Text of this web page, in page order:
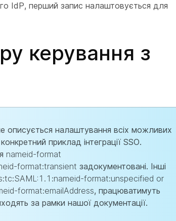
IdP, перший запис налаштовується для
керування з
описується налаштування всіх можливих
приклад інтеграції SSO.
nameid-format
format:transient задокументовані. Інші
format:unspecified or
format:emailAddress, працюватимуть
за рамки нашої документації.